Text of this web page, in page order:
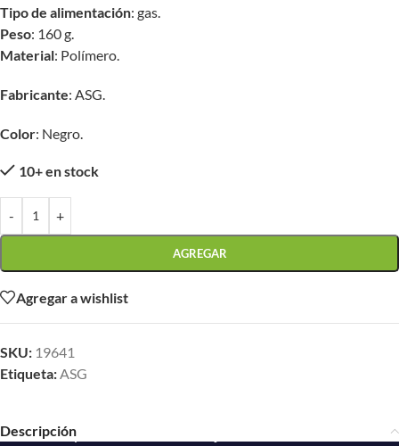
Tipo de alimentación: gas.
Peso: 160 g.
Material: Polímero.
Fabricante: ASG.
Color: Negro.
10+ en stock
- +
AGREGAR
Agregar a wishlist
SKU: 19641
Etiqueta:ASG
Descripción